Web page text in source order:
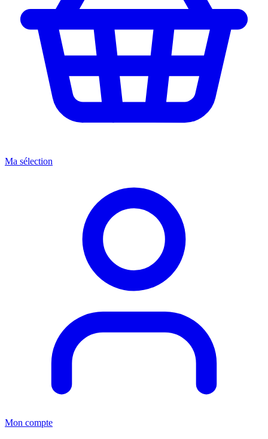
Ma sélection
Mon compte